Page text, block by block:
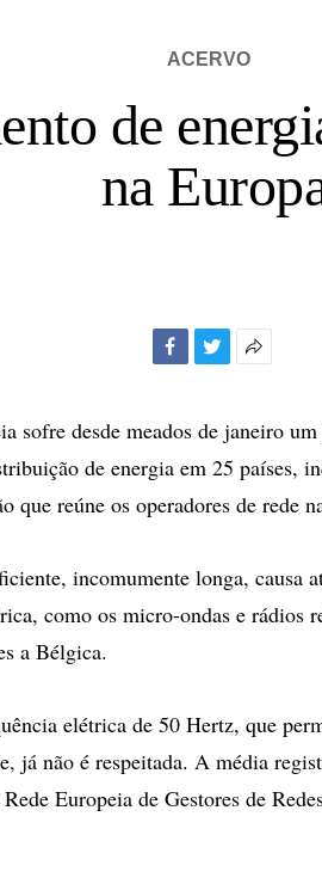
ACERVO
de
na
sofre desde meados de janeiro
de energia em 25 países,
que reúne os operadores de rede
incomumente longa, causa
como os micro-ondas e rádios
a Bélgica.
elétrica de 50 Hertz, que
já não é respeitada. A média
Europeia de Gestores de